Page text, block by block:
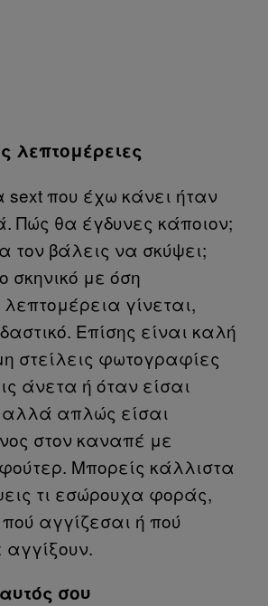
λεπτομέρειες
που έχω κάνει ήταν
Πώς θα έγδυνες κάποιον;
τον βάλεις να σκύψει;
σκηνικό με όση
γίνεται,
Επίσης είναι καλή
στείλεις φωτογραφίες
άνετα ή όταν είσαι
απλώς είσαι
στον καναπέ με
Μπορείς κάλλιστα
τι εσώρουχα φοράς,
αγγίζεσαι ή πού
αγγίξουν.
σου